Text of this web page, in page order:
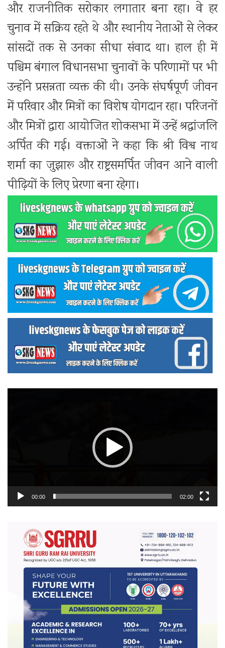
और राजनीतिक सरोकार लगातार बना रहा। वे हर
चुनाव में सक्रिय रहते थे और स्थानीय नेताओं से लेकर
सांसदों तक से उनका सीधा संवाद था। हाल ही में
पश्चिम बंगाल विधानसभा चुनावों के परिणामों पर भी
उन्होंने प्रसन्नता व्यक्त की थी। उनके संघर्षपूर्ण जीवन
में परिवार और मित्रों का विशेष योगदान रहा। परिजनों
और मित्रों द्वारा आयोजित शोकसभा में उन्हें श्रद्धांजलि
अर्पित की गई। वक्ताओं ने कहा कि श्री विश्व नाथ
शर्मा का जुझारू और राष्ट्रसमर्पित जीवन आने वाली
पीढ़ियों के लिए प्रेरणा बना रहेगा।
00:00 02:00